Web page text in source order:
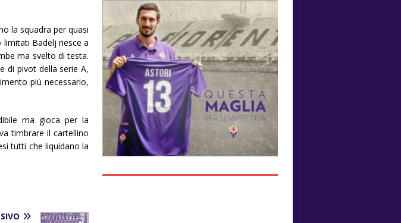
la squadra per quasi
Badelj riesce a
ma svelto di testa.
di pivot della serie A,
più necessario,
ma gioca per la
timbrare il cartellino
tutti che liquidano la